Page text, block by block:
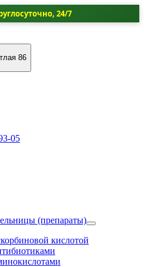
24/7
86
05
(препараты)
кислотой